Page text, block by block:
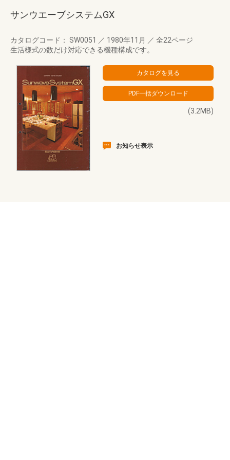
サンウエーブシステムGX
カタログコード： SW0051 ／ 1980年11月 ／ 全22ページ
生活様式の数だけ対応できる機種構成です。
(3.2MB)
お知らせ表示